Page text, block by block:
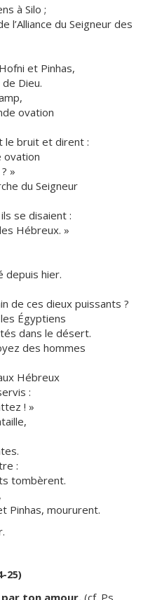
à Silo ;
l’Alliance du Seigneur des
et Pinhas,
Dieu.
ovation
le bruit et dirent :
ovation
»
du Seigneur
se disaient :
Hébreux. »
depuis hier.
de ces dieux puissants ?
Égyptiens
dans le désert.
des hommes
Hébreux
:
! »
:
tombèrent.
Pinhas, moururent.
25)
par ton amour. (cf. Ps